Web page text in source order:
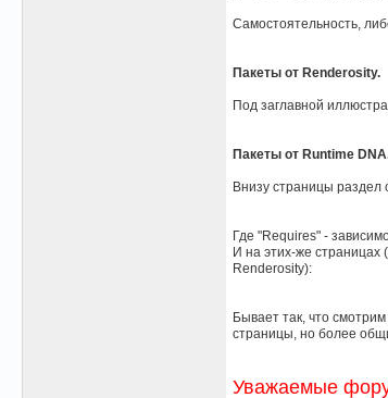
Самостоятельность,
Пакеты от Renderosity.
Под заглавной
Пакеты от Runtime
Внизу страницы раздел
Где "Requires" -
И на этих-же
Renderosity):
Бывает так, что
страницы, но более
Уважаемые